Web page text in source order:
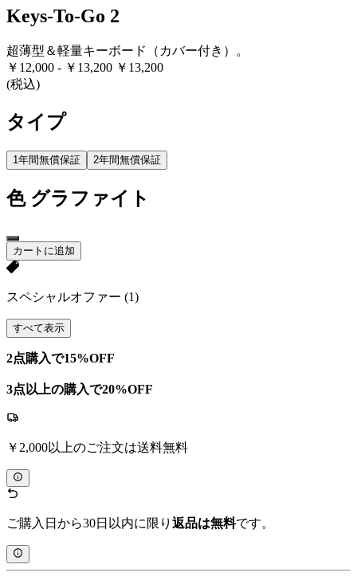
Keys-To-Go 2
超薄型＆軽量キーボード（カバー付き）。
￥12,000 - ￥13,200 ￥13,200
(税込)
タイプ
1年間無償保証 2年間無償保証
色 グラファイト
カートに追加
スペシャルオファー (1)
すべて表示
2点購入で15%OFF
3点以上の購入で20%OFF
￥2,000以上のご注文は送料無料
ご購入日から30日以内に限り 返品は無料です。